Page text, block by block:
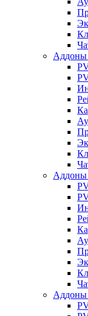
Аддоны
Аддоны
Аддоны